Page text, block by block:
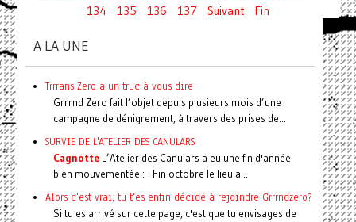
134
135 136 137 Suivant Fin
A LA UNE
Trrrans Zero a un truc à vous dire
Grrrnd Zero fait l’objet depuis plusieurs mois d’une
campagne de dénigrement, à travers des prises de...
SURVIE DE L'ATELIER DES CANULARS
CagnotteL’Atelier des Canulars a eu une fin d'année
bien mouvementée : - Fin octobre le lieu a...
Alors c'est vrai, tu t'es enfin décidé à rejoindre Grrrndzero?
Si tu es arrivé sur cette page, c'est que tu envisages de